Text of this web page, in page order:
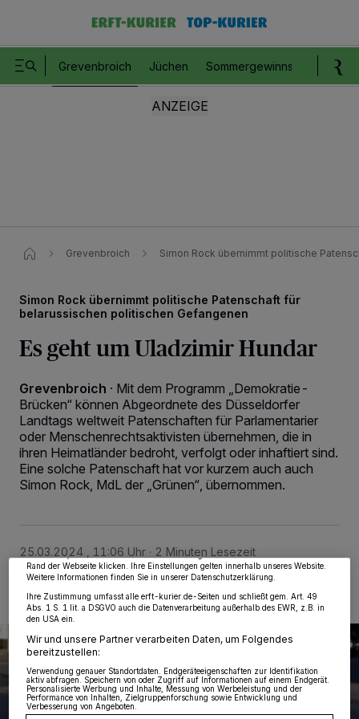
Grevenbroich Jüchen Sommergewinnspiel
Grevenbroich Simon Rock übernimmt politische
Simon Rock übernimmt politische Patenschaft für
belarussischen politischen Gefangenen
Es geht um Uladzimir Hundar
Grevenbroich · Mit dem Programm „Demokratie-
Brücken“ können Abgeordnete des Düsseldorfer
Landtags weltweit Patenschaften für Parlamentarier
oder Menschenrechtsaktivisten übernehmen, die in
ihren Heimatländer bedroht, verfolgt oder inhaftiert sind.
Eine solche Patenschaft hat vor kurzem auch auch
Simon Rock, MdL der „Grünen“, übernommen.
25.03.2024 , 11:06 Uhr 2 Minuten Lesezeit
Wir und unsere 218-Partner speichern und greifen auf personenbezogene Daten
wie Browserdaten oder eindeutige Kennungen auf Ihrem Gerät zu. Durch Auswahl
widerrufen, indem Sie auf den Link Einstellungen oder Ablehnen am unteren
Rand der Webseite klicken. Ihre Einstellungen gelten innerhalb unseres Website.
Weitere Informationen finden Sie in unserer Datenschutzerklärung.
Ihre Zustimmung umfasst alle erft-kurier.de-Seiten und schließt gem. Art. 49
Abs. 1 S. 1 lit. a DSGVO auch die Datenverarbeitung außerhalb des EWR, z.B. in
den USA ein.
Wir und unsere Partner verarbeiten Daten, um Folgendes
bereitzustellen:
Verwendung genauer Standortdaten. Endgeräteeigenschaften zur Identifikation
aktiv abfragen. Speichern von oder Zugriff auf Informationen auf einem Endgerät.
Personalisierte Werbung und Inhalte, Messung von Werbeleistung und der
Performance von Inhalten, Zielgruppenforschung sowie Entwicklung und
Verbesserung von Angeboten.